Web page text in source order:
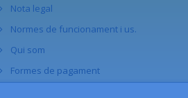
Nota legal
Normes de funcionament i us.
Qui som
Formes de pagament